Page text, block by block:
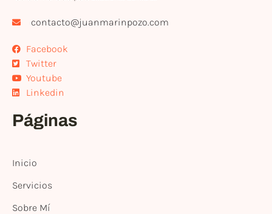
contacto@juanmarinpozo.com
Facebook
Twitter
Youtube
Linkedin
Páginas
Inicio
Servicios
Sobre Mí